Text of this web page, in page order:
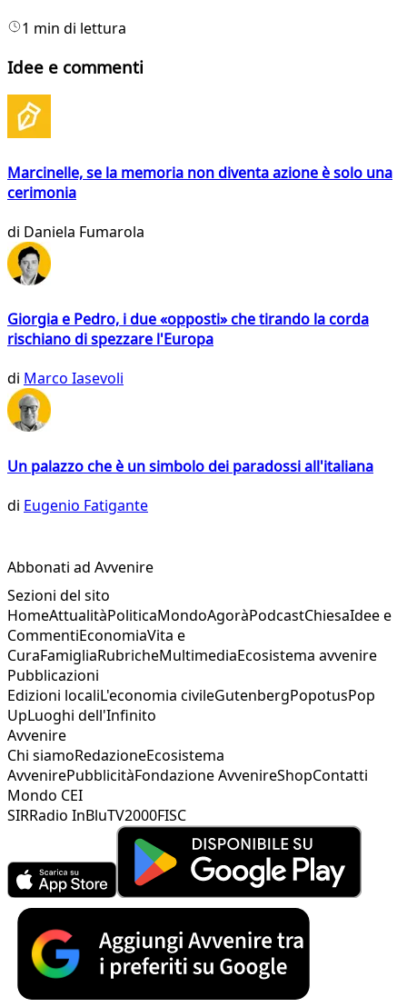
1 min di lettura
Idee e commenti
Marcinelle, se la memoria non diventa azione è solo una
cerimonia
di Daniela Fumarola
Giorgia e Pedro, i due «opposti» che tirando la corda
rischiano di spezzare l'Europa
di Marco Iasevoli
Un palazzo che è un simbolo dei paradossi all'italiana
di Eugenio Fatigante
Abbonati ad Avvenire
Sezioni del sito
HomeAttualitàPoliticaMondoAgoràPodcastChiesaIdee e
CommentiEconomiaVita e
CuraFamigliaRubricheMultimediaEcosistema avvenire
Pubblicazioni
Edizioni localiL'economia civileGutenbergPopotusPop
UpLuoghi dell'Infinito
Avvenire
Chi siamoRedazioneEcosistema
AvvenirePubblicitàFondazione AvvenireShopContatti
Mondo CEI
SIRRadio InBluTV2000FISC